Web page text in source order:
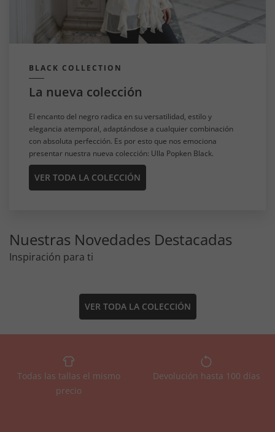
BLACK COLLECTION
La nueva colección
El encanto del negro radica en su versatilidad, estilo y
elegancia atemporal, adaptándose a cualquier combinación
con absoluta perfección. Es por esto que nos emociona
presentar nuestra nueva colección: Ulla Popken Black.
VER TODA LA COLECCIÓN
Nuestras Novedades Destacadas
Inspiración para ti
VER TODA LA COLECCIÓN
Todas las tallas el mismo
precio
Devolución hasta 100 días